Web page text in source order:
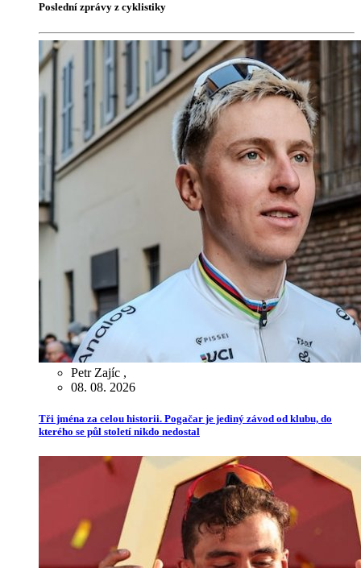
Poslední zprávy z cyklistiky
Petr Zajíc ,
08. 08. 2026
Tři jména za celou historii. Pogačar je jediný závod od klubu, do
kterého se půl století nikdo nedostal